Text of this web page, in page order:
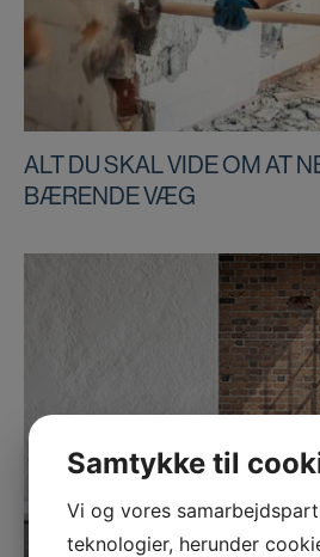
ALT DU SKAL VIDE OM AT
BÆRENDE VÆG
Samtykke til
Vi og vores
teknologier, herunder